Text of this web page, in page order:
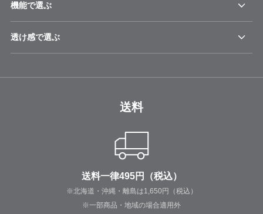
機能で選ぶ
透け感で選ぶ
送料
送料一律495円（税込）
※北海道・沖縄・離島は1,650円（税込）
※一部商品・地域の場合適用外